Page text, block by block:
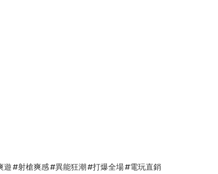
#射槍爽感 #異能狂潮 #打爆全場 #電玩直銷